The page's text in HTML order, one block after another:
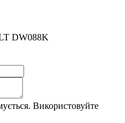
DW088K
Використовуйте